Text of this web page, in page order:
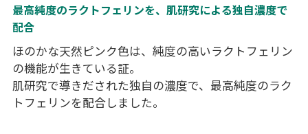
最高純度のラクトフェリンを、肌研究による独自濃度で
配合
ほのかな天然ピンク色は、純度の高いラクトフェリン
の機能が生きている証。
肌研究で導きだされた独自の濃度で、最高純度のラク
トフェリンを配合しました。